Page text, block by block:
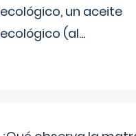
ecológico, un aceite
ecológico (al...